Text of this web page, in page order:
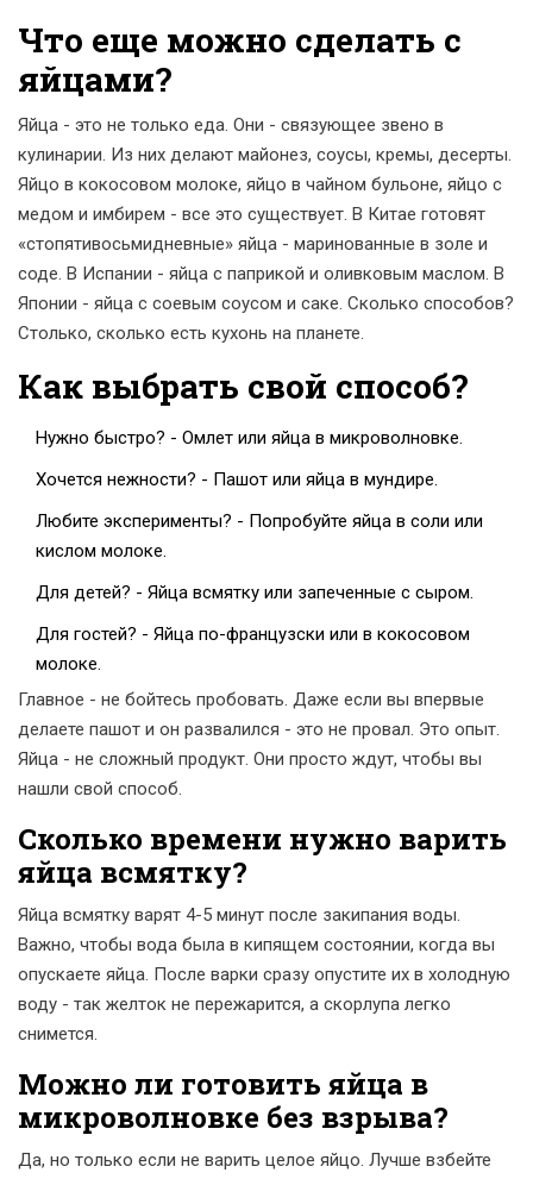
Что еще можно сделать с
яйцами?
Яйца - это не только еда. Они - связующее звено в
кулинарии. Из них делают майонез, соусы, кремы, десерты.
Яйцо в кокосовом молоке, яйцо в чайном бульоне, яйцо с
медом и имбирем - все это существует. В Китае готовят
«стопятивосьмидневные» яйца - маринованные в золе и
соде. В Испании - яйца с паприкой и оливковым маслом. В
Японии - яйца с соевым соусом и саке. Сколько способов?
Столько, сколько есть кухонь на планете.
Как выбрать свой способ?
Нужно быстро? - Омлет или яйца в микроволновке.
Хочется нежности? - Пашот или яйца в мундире.
Любите эксперименты? - Попробуйте яйца в соли или
кислом молоке.
Для детей? - Яйца всмятку или запеченные с сыром.
Для гостей? - Яйца по-французски или в кокосовом
молоке.
Главное - не бойтесь пробовать. Даже если вы впервые
делаете пашот и он развалился - это не провал. Это опыт.
Яйца - не сложный продукт. Они просто ждут, чтобы вы
нашли свой способ.
Сколько времени нужно варить
яйца всмятку?
Яйца всмятку варят 4-5 минут после закипания воды.
Важно, чтобы вода была в кипящем состоянии, когда вы
опускаете яйца. После варки сразу опустите их в холодную
воду - так желток не пережарится, а скорлупа легко
снимется.
Можно ли готовить яйца в
микроволновке без взрыва?
Да, но только если не варить целое яйцо. Лучше взбейте